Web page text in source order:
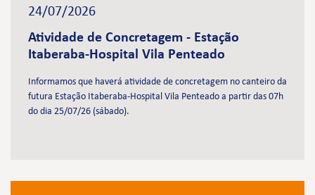
24/07/2026
Atividade de Concretagem - Estação
Itaberaba-Hospital Vila Penteado
Informamos que haverá atividade de concretagem no canteiro da
futura Estação Itaberaba-Hospital Vila Penteado a partir das 07h
do dia 25/07/26 (sábado).